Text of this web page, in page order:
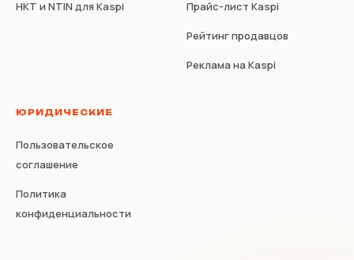
НКТ и NTIN для Kaspi Прайс-лист Kaspi
Рейтинг продавцов
Реклама на Kaspi
ЮРИДИЧЕСКИЕ
Пользовательское
соглашение
Политика
конфиденциальности